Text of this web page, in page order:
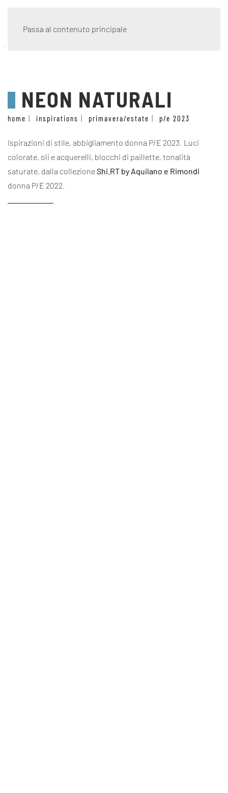
Passa al contenuto principale
stile
NEON NATURALI
home inspirations primavera/estate p/e 2023
Ispirazioni di stile, abbigliamento donna P/E 2023. Luci
colorate, oli e acquerelli, blocchi di paillette, tonalità
saturate, dalla collezioneShi.RT by Aquilano e Rimondi
donna P/E 2022.